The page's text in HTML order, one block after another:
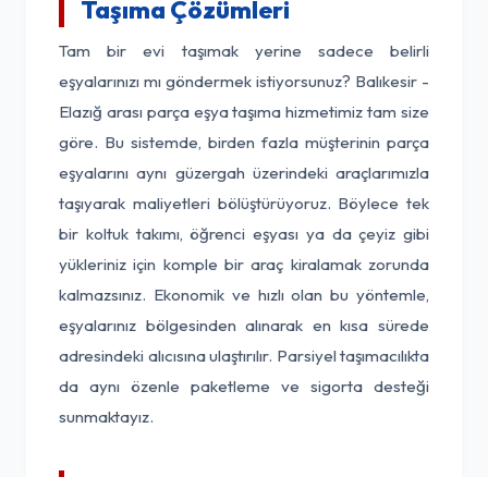
Taşıma Çözümleri
Tam bir evi taşımak yerine sadece belirli
eşyalarınızı mı göndermek istiyorsunuz? Balıkesir -
Elazığ arası parça eşya taşıma hizmetimiz tam size
göre. Bu sistemde, birden fazla müşterinin parça
eşyalarını aynı güzergah üzerindeki araçlarımızla
taşıyarak maliyetleri bölüştürüyoruz. Böylece tek
bir koltuk takımı, öğrenci eşyası ya da çeyiz gibi
yükleriniz için komple bir araç kiralamak zorunda
kalmazsınız. Ekonomik ve hızlı olan bu yöntemle,
eşyalarınız bölgesinden alınarak en kısa sürede
adresindeki alıcısına ulaştırılır. Parsiyel taşımacılıkta
da aynı özenle paketleme ve sigorta desteği
sunmaktayız.